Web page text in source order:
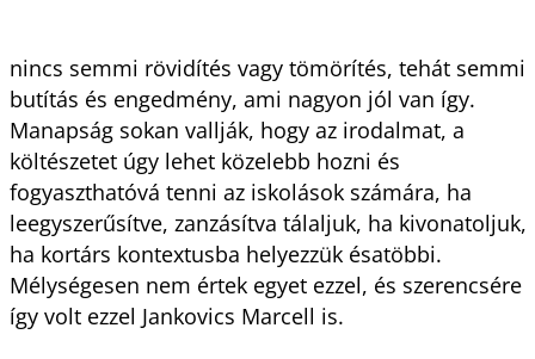
nincs semmi rövidítés vagy tömörítés, tehát semmi
butítás és engedmény, ami nagyon jól van így.
Manapság sokan vallják, hogy az irodalmat, a
költészetet úgy lehet közelebb hozni és
fogyaszthatóvá tenni az iskolások számára, ha
leegyszerűsítve, zanzásítva tálaljuk, ha kivonatoljuk,
ha kortárs kontextusba helyezzük ésatöbbi.
Mélységesen nem értek egyet ezzel, és szerencsére
így volt ezzel Jankovics Marcell is.